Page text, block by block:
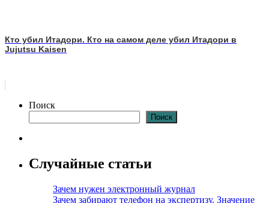
Кто убил Итадори. Кто на самом деле убил Итадори в
Jujutsu Kaisen
Поиск
Поиск
Случайные статьи
Зачем нужен электронный журнал
Зачем забирают телефон на экспертизу. Значение